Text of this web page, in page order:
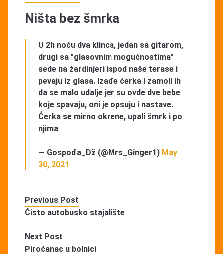
Ništa bez šmrka
U 2h noću dva klinca, jedan sa gitarom,
drugi sa "glasovnim mogućnostima"
sede na žardinjeri ispod naše terase i
pevaju iz glasa. Izađe ćerka i zamoli ih
da se malo udalje jer su ovde dve bebe
koje spavaju, oni je opsuju i nastave.
Ćerka se mirno okrene, upali šmrk i po
njima
— Gospođa_Dž (@Mrs_Ginger1) May
30, 2021
Previous Post
Čisto autobusko stajalište
Next Post
Piroćanac u bolnici